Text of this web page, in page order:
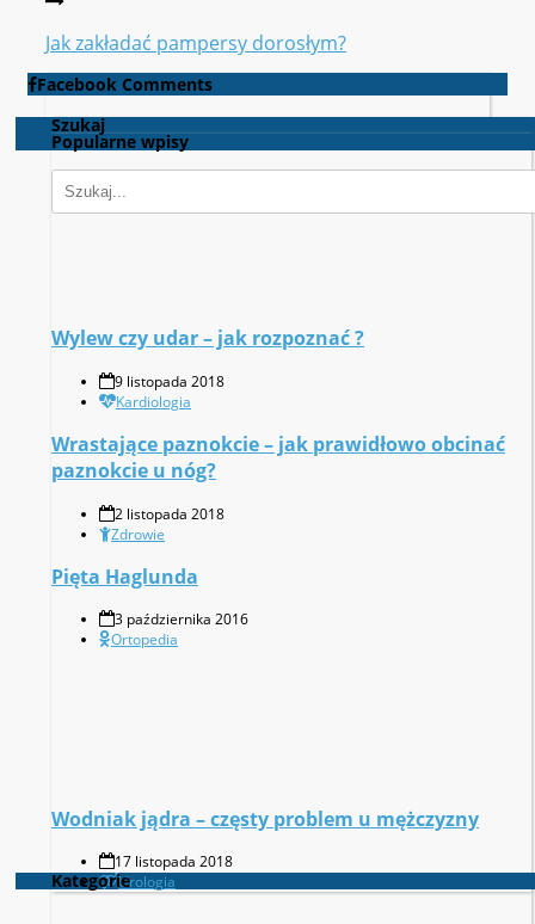
Jak zakładać pampersy dorosłym?
Facebook Comments
Szukaj
Popularne wpisy
Wylew czy udar – jak rozpoznać ?
9 listopada 2018
Kardiologia
Wrastające paznokcie – jak prawidłowo obcinać
paznokcie u nóg?
2 listopada 2018
Zdrowie
Pięta Haglunda
3 października 2016
Ortopedia
Wodniak jądra – częsty problem u mężczyzny
17 listopada 2018
Urologia
Kategorie